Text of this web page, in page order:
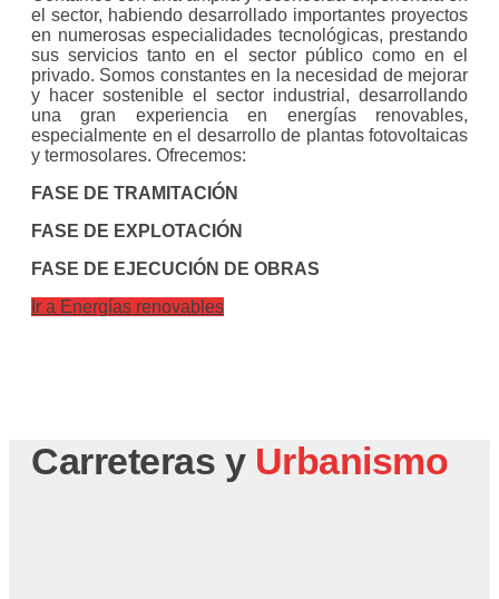
el sector, habiendo desarrollado importantes proyectos
en numerosas especialidades tecnológicas, prestando
sus servicios tanto en el sector público como en el
privado. Somos constantes en la necesidad de mejorar
y hacer sostenible el sector industrial, desarrollando
una gran experiencia en energías renovables,
especialmente en el desarrollo de plantas fotovoltaicas
y termosolares. Ofrecemos:
FASE DE TRAMITACIÓN
FASE DE EXPLOTACIÓN
FASE DE EJECUCIÓN DE OBRAS
Ir a Energías renovables
Carreteras y Urbanismo